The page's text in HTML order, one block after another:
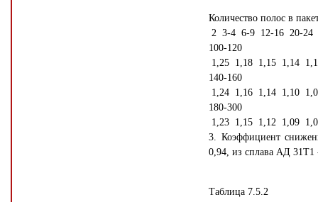
Количество полос в
2 3-4 6-9 12-16 20-24
100-120
1,25 1,18 1,15 1,14
140-160
1,24 1,16 1,14 1,10
180-300
1,23 1,15 1,12 1,09
3. Коэффициент
0,94, из сплава АД 31Т1
Таблица 7.5.2